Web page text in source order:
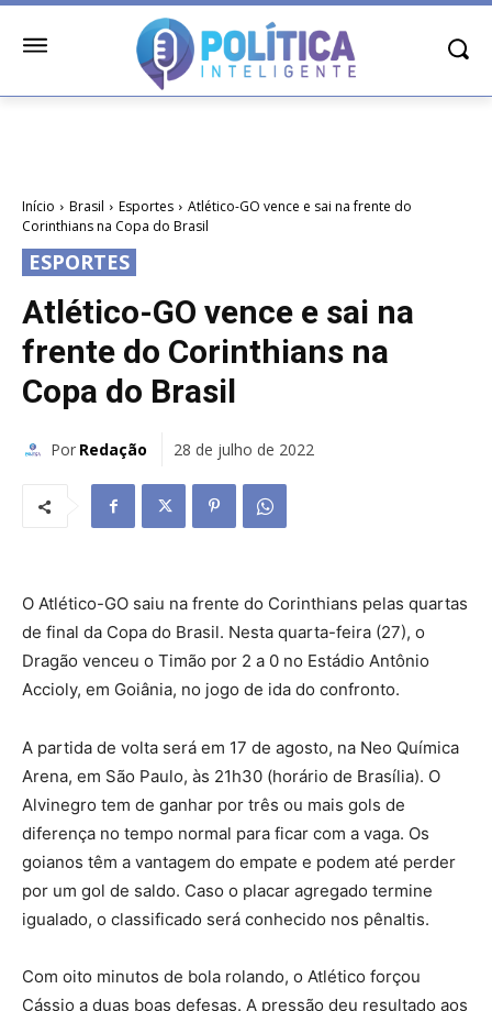
Início Brasil Esportes
Atlético-GO vence e sai na frente do
Corinthians na Copa do Brasil
ESPORTES
Atlético-GO vence e sai na
frente do Corinthians na
Copa do Brasil
Por Redação 28 de julho de 2022
O Atlético-GO saiu na frente do Corinthians pelas quartas
de final da Copa do Brasil. Nesta quarta-feira (27), o
Dragão venceu o Timão por 2 a 0 no Estádio Antônio
Accioly, em Goiânia, no jogo de ida do confronto.
A partida de volta será em 17 de agosto, na Neo Química
Arena, em São Paulo, às 21h30 (horário de Brasília). O
Alvinegro tem de ganhar por três ou mais gols de
diferença no tempo normal para ficar com a vaga. Os
goianos têm a vantagem do empate e podem até perder
por um gol de saldo. Caso o placar agregado termine
igualado, o classificado será conhecido nos pênaltis.
Com oito minutos de bola rolando, o Atlético forçou
Cássio a duas boas defesas. A pressão deu resultado aos